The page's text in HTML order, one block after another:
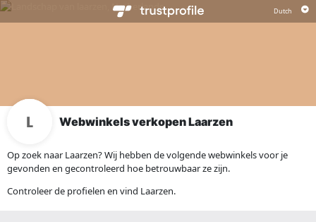
Webwinkels verkopen Laarzen
Op zoek naar Laarzen? Wij hebben de volgende webwinkels voor je
gevonden en gecontroleerd hoe betrouwbaar ze zijn.
Controleer de profielen en vind Laarzen.